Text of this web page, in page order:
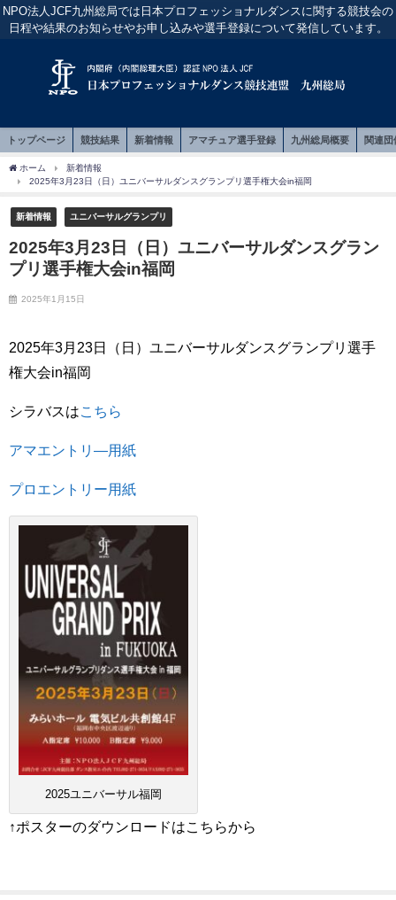
NPO法人JCF九州総局では日本プロフェッショナルダンスに関する競技会の
日程や結果のお知らせやお申し込みや選手登録について発信しています。
トップページ 競技結果 新着情報 アマチュア選手登録 九州総局概要 関連団
ホーム
新着情報
2025年3月23日（日）ユニバーサルダンスグランプリ選手権大会in福岡
新着情報 ユニバーサルグランプリ
2025年3月23日（日）ユニバーサルダンスグラン
プリ選手権大会in福岡
2025年1月15日
2025年3月23日（日）ユニバーサルダンスグランプリ選手
権大会in福岡
シラバスは こちら
アマエントリ―用紙
プロエントリー用紙
2025ユニバーサル福岡
↑ポスターのダウンロードはこちらから